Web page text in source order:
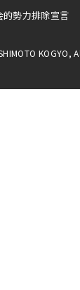
的勢力排除宣言
KOGYO,